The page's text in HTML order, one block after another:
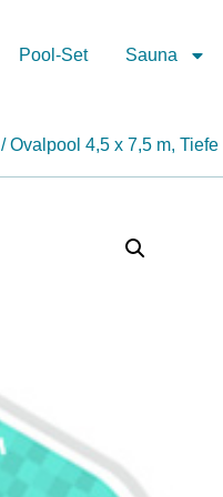
Pool-Set Sauna
/ Ovalpool 4,5 x 7,5 m, Tiefe